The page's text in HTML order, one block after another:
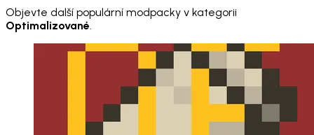
Objevte další populární modpacky v kategorii
Optimalizované.